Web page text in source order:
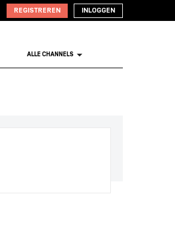
REGISTREREN INLOGGEN
ALLE CHANNELS